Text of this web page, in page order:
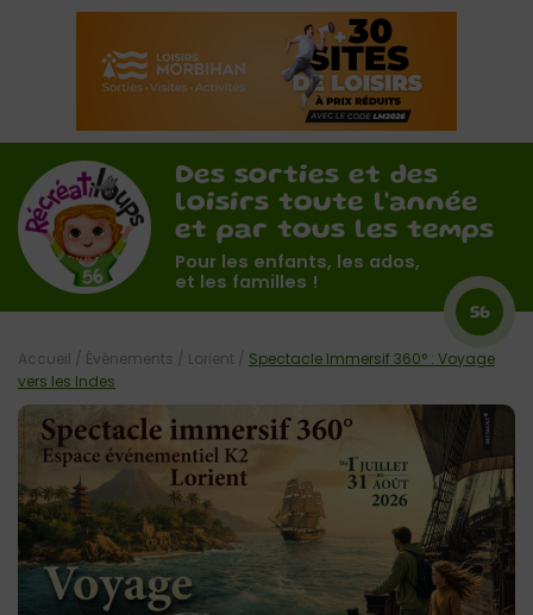
Des sorties et des
loisirs toute l'année
et par tous les temps
Pour les enfants, les ados,
et les familles !
56
Accueil / Évènements / Lorient / Spectacle Immersif 360° : Voyage
vers les Indes